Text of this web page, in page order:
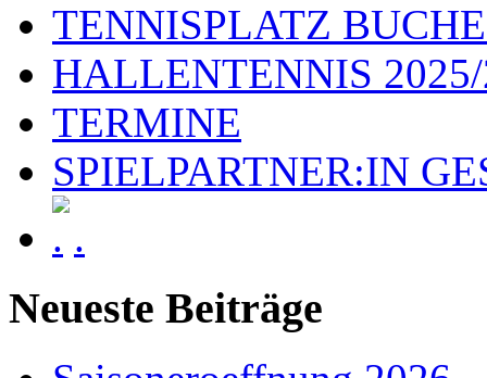
TENNISPLATZ
HALLENTENNIS
TERMINE
SPIELPARTNER:IN
.
Neueste Beiträge